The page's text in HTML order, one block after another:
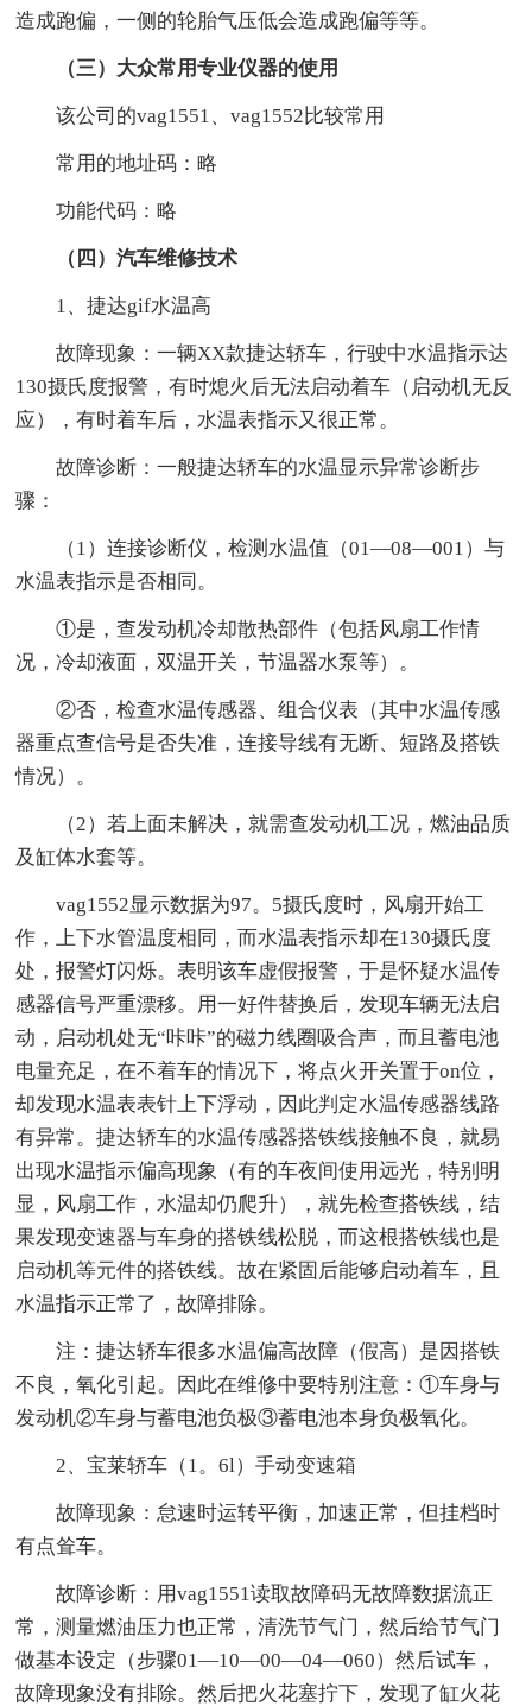
造成跑偏，一侧的轮胎气压低会造成跑偏等等。
（三）大众常用专业仪器的使用
该公司的vag1551、vag1552比较常用
常用的地址码：略
功能代码：略
（四）汽车维修技术
1、捷达gif水温高
故障现象：一辆XX款捷达轿车，行驶中水温指示达
130摄氏度报警，有时熄火后无法启动着车（启动机无反
应），有时着车后，水温表指示又很正常。
故障诊断：一般捷达轿车的水温显示异常诊断步
骤：
（1）连接诊断仪，检测水温值（01—08—001）与
水温表指示是否相同。
①是，查发动机冷却散热部件（包括风扇工作情
况，冷却液面，双温开关，节温器水泵等）。
②否，检查水温传感器、组合仪表（其中水温传感
器重点查信号是否失准，连接导线有无断、短路及搭铁
情况）。
（2）若上面未解决，就需查发动机工况，燃油品质
及缸体水套等。
vag1552显示数据为97。5摄氏度时，风扇开始工
作，上下水管温度相同，而水温表指示却在130摄氏度
处，报警灯闪烁。表明该车虚假报警，于是怀疑水温传
感器信号严重漂移。用一好件替换后，发现车辆无法启
动，启动机处无“咔咔”的磁力线圈吸合声，而且蓄电池
电量充足，在不着车的情况下，将点火开关置于on位，
却发现水温表表针上下浮动，因此判定水温传感器线路
有异常。捷达轿车的水温传感器搭铁线接触不良，就易
出现水温指示偏高现象（有的车夜间使用远光，特别明
显，风扇工作，水温却仍爬升），就先检查搭铁线，结
果发现变速器与车身的搭铁线松脱，而这根搭铁线也是
启动机等元件的搭铁线。故在紧固后能够启动着车，且
水温指示正常了，故障排除。
注：捷达轿车很多水温偏高故障（假高）是因搭铁
不良，氧化引起。因此在维修中要特别注意：①车身与
发动机②车身与蓄电池负极③蓄电池本身负极氧化。
2、宝莱轿车（1。6l）手动变速箱
故障现象：怠速时运转平衡，加速正常，但挂档时
有点耸车。
故障诊断：用vag1551读取故障码无故障数据流正
常，测量燃油压力也正常，清洗节气门，然后给节气门
做基本设定（步骤01—10—00—04—060）然后试车，
故障现象没有排除。然后把火花塞拧下，发现了缸火花